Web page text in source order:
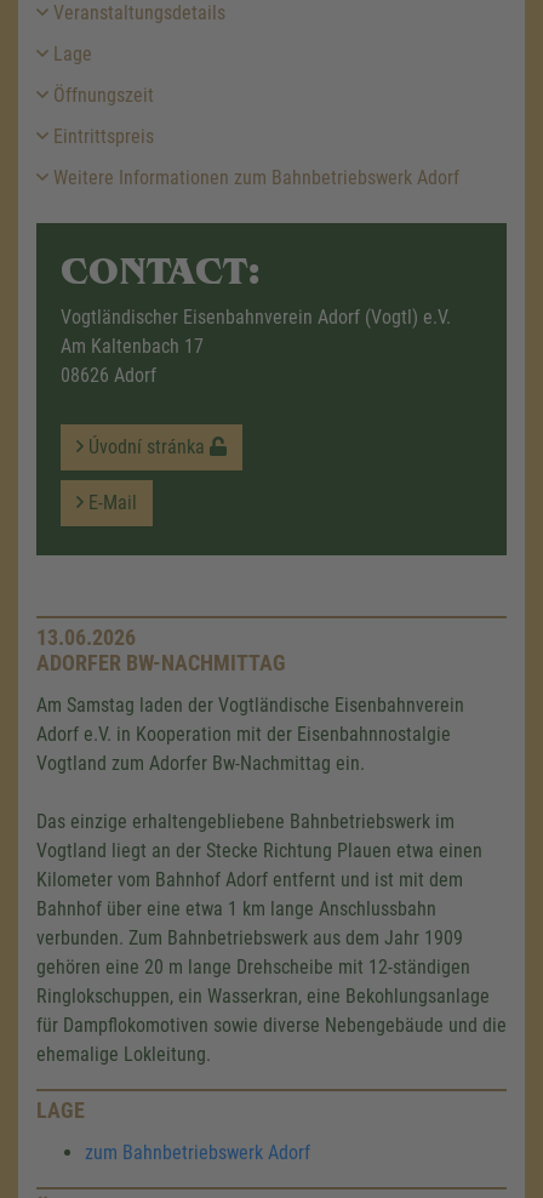
Veranstaltungsdetails
Lage
Öffnungszeit
Eintrittspreis
Weitere Informationen zum Bahnbetriebswerk Adorf
CONTACT:
Vogtländischer Eisenbahnverein Adorf (Vogtl) e.V.
Am Kaltenbach 17
08626 Adorf
Úvodní stránka
E-Mail
13.06.2026
ADORFER BW-NACHMITTAG
Am Samstag laden der Vogtländische Eisenbahnverein
Adorf e.V. in Kooperation mit der Eisenbahnnostalgie
Vogtland zum Adorfer Bw-Nachmittag ein.
Das einzige erhaltengebliebene Bahnbetriebswerk im
Vogtland liegt an der Stecke Richtung Plauen etwa einen
Kilometer vom Bahnhof Adorf entfernt und ist mit dem
Bahnhof über eine etwa 1 km lange Anschlussbahn
verbunden. Zum Bahnbetriebswerk aus dem Jahr 1909
gehören eine 20 m lange Drehscheibe mit 12-ständigen
Ringlokschuppen, ein Wasserkran, eine Bekohlungsanlage
für Dampflokomotiven sowie diverse Nebengebäude und die
ehemalige Lokleitung.
LAGE
zum Bahnbetriebswerk Adorf